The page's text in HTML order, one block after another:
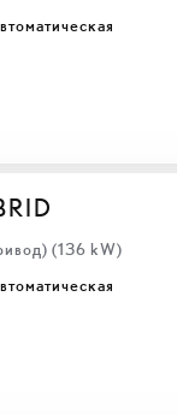
(136 kW)